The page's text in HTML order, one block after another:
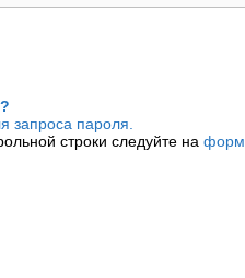
запроса пароля.
строки следуйте на